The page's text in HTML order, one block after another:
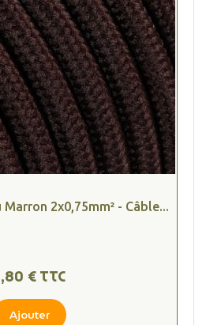
2x0,75mm² - Câble...
€ TTC
Ajouter